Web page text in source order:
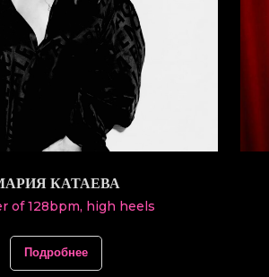
КАТАЕВА
of 128bpm, high heels
Подробнее